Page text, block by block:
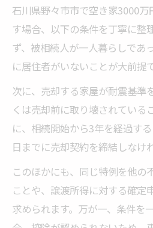
石川県野々市市で空き家3000
す場合、以下の条件を丁寧に整
ず、被相続人が一人暮らしであ
に居住者がいないことが大前提で
次に、売却する家屋が耐震基準
くは売却前に取り壊されている
に、相続開始から3年を経過す
日までに売却契約を締結しなけ
このほかにも、同じ特例を他の
ことや、譲渡所得に対する確定
求められます。万が一、条件を